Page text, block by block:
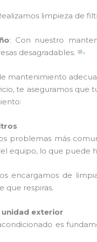
limpieza de
: Con nuestro
desagradables.
mantenimiento
te aseguramos
problemas más
equipo, lo que puede
encargamos de
que respiras.
unidad exterior
es